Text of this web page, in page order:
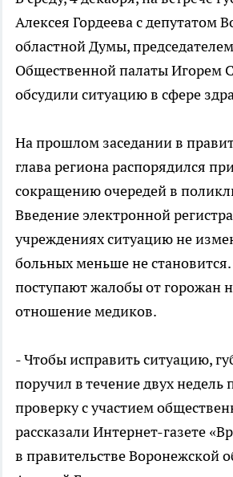
Алексея Гордеева с депутатом
областной Думы,
Общественной палаты Игорем
обсудили ситуацию в сфере
На прошлом заседании в
глава региона распорядился
сокращению очередей в
Введение электронной
учреждениях ситуацию не
больных меньше не
поступают жалобы от горожан
отношение медиков.
- Чтобы исправить ситуацию,
поручил в течение двух недель
проверку с участием
рассказали Интернет-газете
в правительстве Воронежской